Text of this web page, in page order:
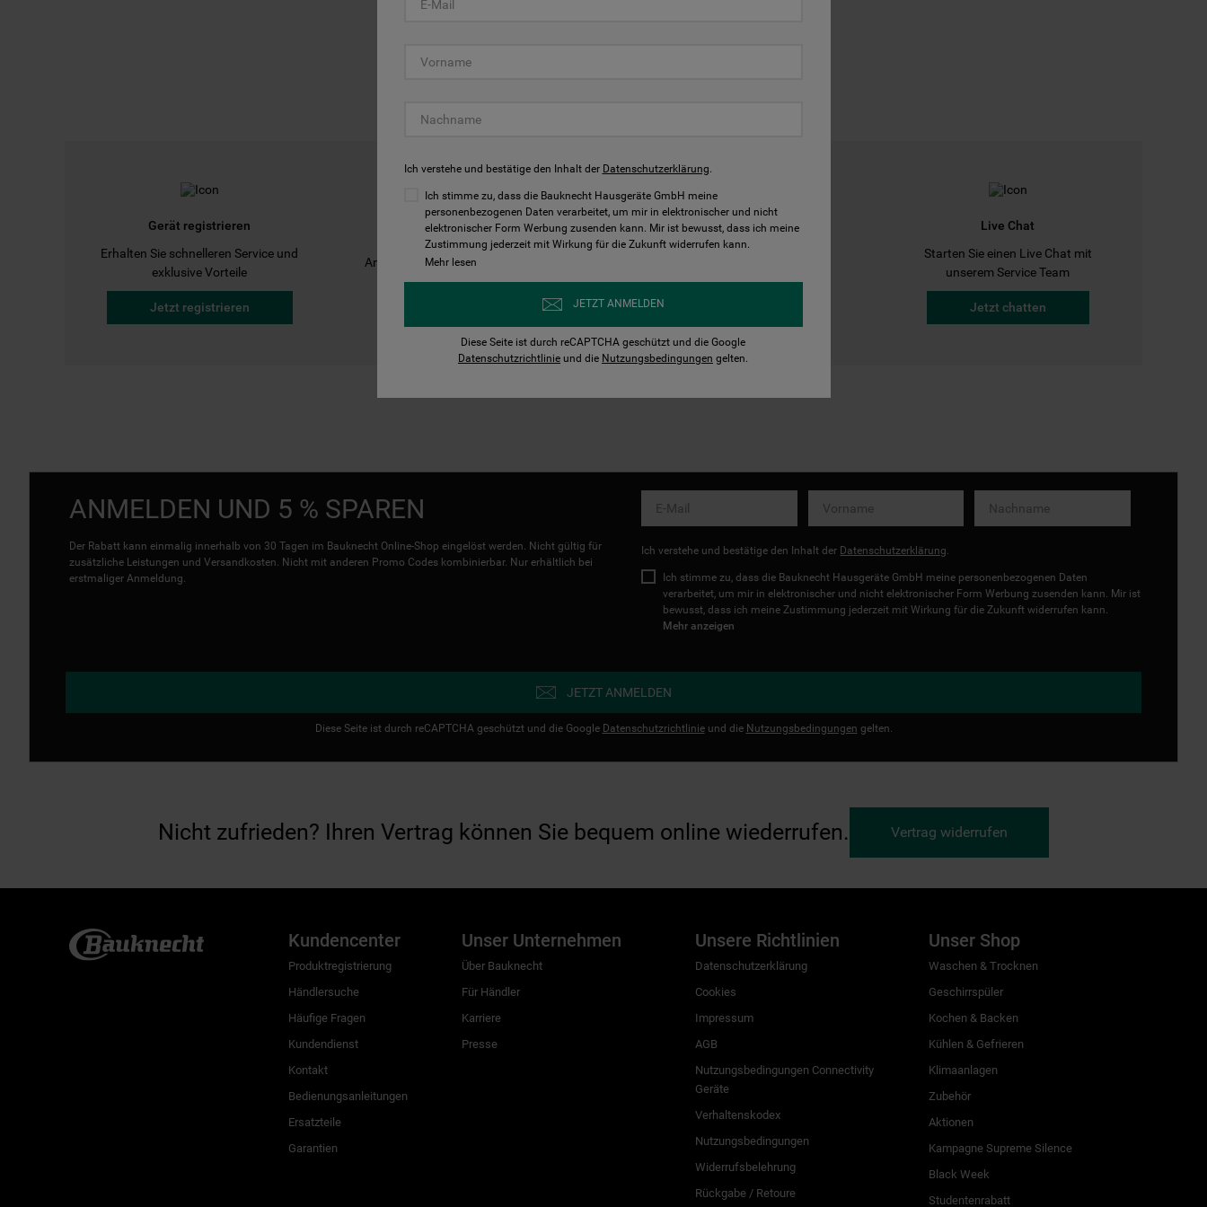
Gerät registrieren
Erhalten Sie schnelleren Service und
exklusive Vorteile
Jetzt registrieren
Bedienungsanleitungen
Anleitungen finden und herunterladen
Kontakt
Live Chat
Starten Sie einen Live Chat mit
unserem Service Team
Jetzt chatten
ANMELDEN UND 5 % SPAREN
Der Rabatt kann einmalig innerhalb von 30 Tagen im Bauknecht Online-Shop eingelöst werden. Nicht gültig für
zusätzliche Leistungen und Versandkosten. Nicht mit anderen Promo Codes kombinierbar. Nur erhältlich bei
erstmaliger Anmeldung.
Ich verstehe und bestätige den Inhalt der Datenschutzerklärung
Ich stimme zu, dass die Bauknecht Hausgeräte GmbH meine personenbezogenen Daten
verarbeitet, um mir in elektronischer und nicht elektronischer Form Werbung zusenden kann. Mir ist
bewusst, dass ich meine Zustimmung jederzeit mit Wirkung für die Zukunft widerrufen kann.
Mehr anzeigen
JETZT ANMELDEN
Diese Seite ist durch reCAPTCHA geschützt und die Google Datenschutzrichtlinieund die Nutzungsbedingungen gelten.
Nicht zufrieden? Ihren Vertrag können Sie bequem online wiederrufen. Vertrag widerrufen
Kundencenter
Produktregistrierung
Händlersuche
Häufige Fragen
Kundendienst
Kontakt
Bedienungsanleitungen
Ersatzteile
Garantien
Unser Unternehmen
Über Bauknecht
Für Händler
Karriere
Presse
Unsere Richtlinien
Datenschutzerklärung
Cookies
Impressum
AGB
Nutzungsbedingungen Connectivity
Geräte
Verhaltenskodex
Nutzungsbedingungen
Widerrufsbelehrung
Rückgabe / Retoure
Unser Shop
Waschen & Trocknen
Geschirrspüler
Kochen & Backen
Kühlen & Gefrieren
Klimaanlagen
Zubehör
Aktionen
Kampagne Supreme Silence
Black Week
Studentenrabatt
Ich verstehe und bestätige den Inhalt der Datenschutzerklärung.
Ich stimme zu, dass die Bauknecht Hausgeräte GmbH meine
personenbezogenen Daten verarbeitet, um mir in elektronischer und nicht
elektronischer Form Werbung zusenden kann. Mir ist bewusst, dass ich meine
Zustimmung jederzeit mit Wirkung für die Zukunft widerrufen kann.
Mehr lesen
JETZT ANMELDEN
Diese Seite ist durch reCAPTCHA geschützt und die Google
Datenschutzrichtlinie und die Nutzungsbedingungen gelten.